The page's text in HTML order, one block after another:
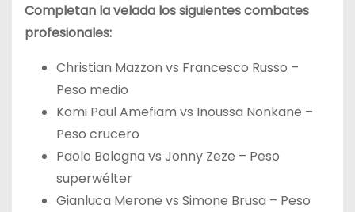
Completan la velada los siguientes combates
profesionales:
Christian Mazzon vs Francesco Russo –
Peso medio
Komi Paul Amefiam vs Inoussa Nonkane –
Peso crucero
Paolo Bologna vs Jonny Zeze – Peso
superwélter
Gianluca Merone vs Simone Brusa – Peso